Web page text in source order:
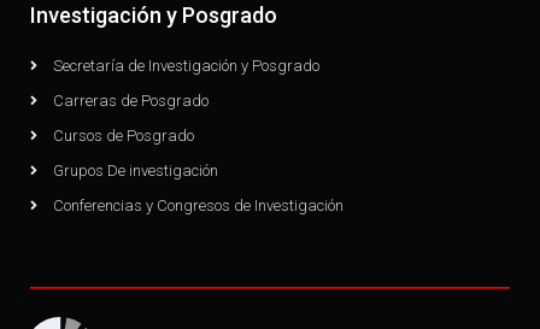
Investigación y Posgrado
Secretaría de Investigación y Posgrado
Carreras de Posgrado
Cursos de Posgrado
Grupos De investigación
Conferencias y Congresos de Investigación